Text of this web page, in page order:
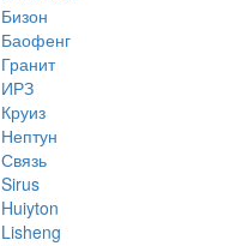
Бизон
Баофенг
Гранит
ИРЗ
Круиз
Нептун
Связь
Sirus
Huiyton
Lisheng